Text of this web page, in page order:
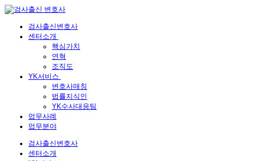
검사출신변호사
센터소개
핵심가치
연혁
조직도
YK서비스
변호사매칭
법률지식인
YK수사대응팀
업무사례
업무분야
검사출신변호사
센터소개